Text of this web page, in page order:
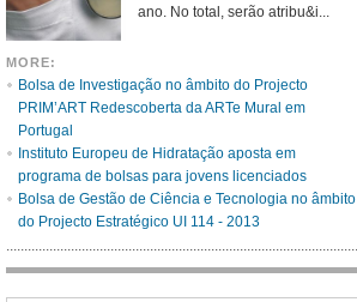
ano. No total, serão atribu&i...
MORE:
Bolsa de Investigação no âmbito do Projecto
PRIM’ART Redescoberta da ARTe Mural em
Portugal
Instituto Europeu de Hidratação aposta em
programa de bolsas para jovens licenciados
Bolsa de Gestão de Ciência e Tecnologia no âmbito
do Projecto Estratégico UI 114 - 2013